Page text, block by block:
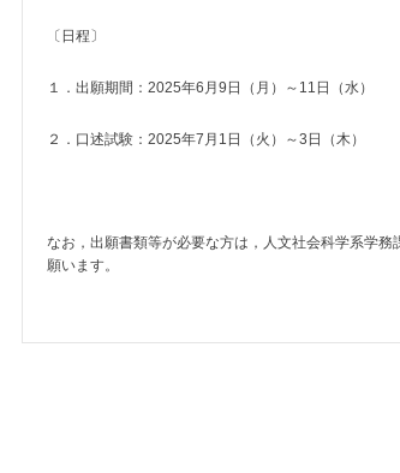
〔日程〕
１．出願期間：2025年6月9日（月）～11日（水）
２．口述試験：2025年7月1日（火）～3日（木）
なお，出願書類等が必要な方は，人文社会科学系学
願います。